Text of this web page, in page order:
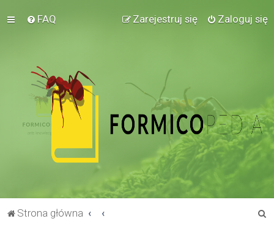
FAQ Zaloguj się
Zarejestruj się
Strona główna